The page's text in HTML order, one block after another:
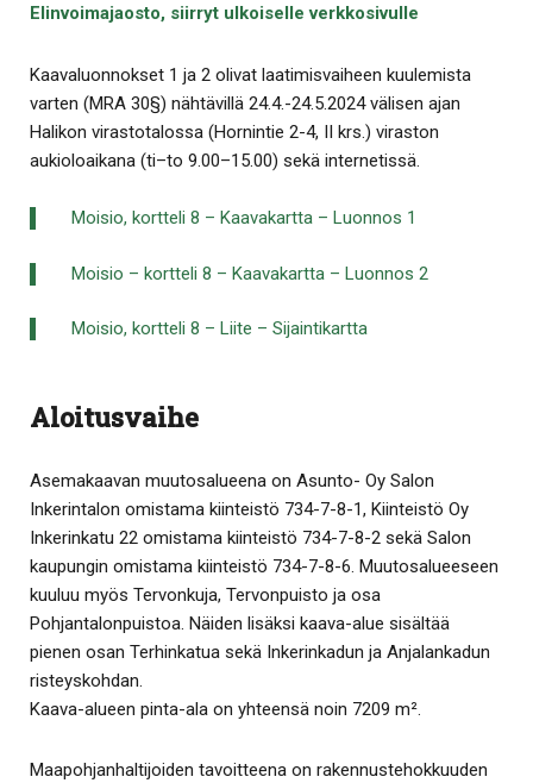
Elinvoimajaosto, siirryt ulkoiselle verkkosivulle
Kaavaluonnokset 1 ja 2 olivat laatimisvaiheen kuulemista
varten (MRA 30§) nähtävillä 24.4.-24.5.2024 välisen ajan
Halikon virastotalossa (Hornintie 2-4, II krs.) viraston
aukioloaikana (ti–to 9.00–15.00) sekä internetissä.
Moisio, kortteli 8 – Kaavakartta – Luonnos 1
Moisio – kortteli 8 – Kaavakartta – Luonnos 2
Moisio, kortteli 8 – Liite – Sijaintikartta
Aloitusvaihe
Asemakaavan muutosalueena on Asunto- Oy Salon
Inkerintalon omistama kiinteistö 734-7-8-1, Kiinteistö Oy
Inkerinkatu 22 omistama kiinteistö 734-7-8-2 sekä Salon
kaupungin omistama kiinteistö 734-7-8-6. Muutosalueeseen
kuuluu myös Tervonkuja, Tervonpuisto ja osa
Pohjantalonpuistoa. Näiden lisäksi kaava-alue sisältää
pienen osan Terhinkatua sekä Inkerinkadun ja Anjalankadun
risteyskohdan.
Kaava-alueen pinta-ala on yhteensä noin 7209 m².
Maapohjanhaltijoiden tavoitteena on rakennustehokkuuden